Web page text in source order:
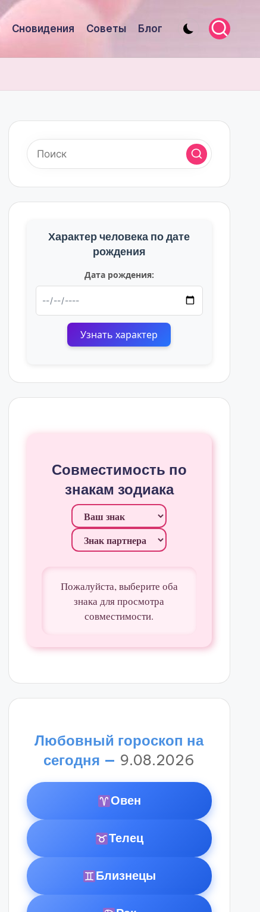
Сновидения Советы Блог
Характер человека по дате
рождения
Дата рождения:
Узнать характер
Совместимость по
знакам зодиака
Пожалуйста, выберите оба
знака для просмотра
совместимости.
Любовный гороскоп на
сегодня — 9.08.2026
Овен
Телец
Близнецы